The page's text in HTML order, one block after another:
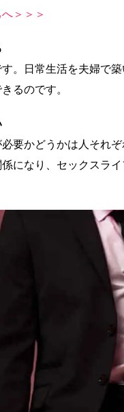
＞＞＞
日常生活を夫婦で築
るのです。
かどうかは人それぞ
になり、セックスラ